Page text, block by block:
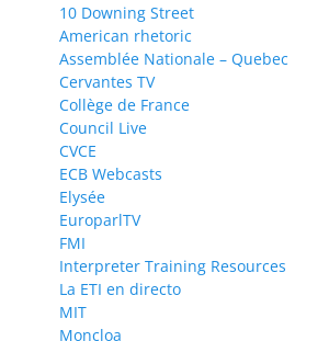
10 Downing Street
American rhetoric
Assemblée Nationale – Quebec
Cervantes TV
Collège de France
Council Live
CVCE
ECB Webcasts
Elysée
EuroparlTV
FMI
Interpreter Training Resources
La ETI en directo
MIT
Moncloa